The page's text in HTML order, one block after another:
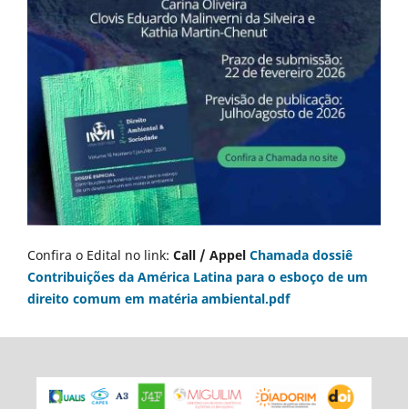
Confira o Edital no link: Call / Appel Chamada dossiê
Contribuições da América Latina para o esboço de um
direito comum em matéria ambiental.pdf